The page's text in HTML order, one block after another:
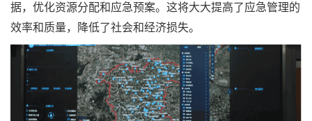
据，优化资源分配和应急预案。这将大大提高了应急管理的
效率和质量，降低了社会和经济损失。